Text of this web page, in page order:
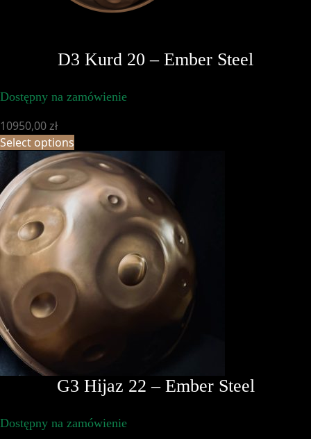
D3 Kurd 20 – Ember Steel
Dostępny na zamówienie
10950,00zł
Select options
G3 Hijaz 22 – Ember Steel
Dostępny na zamówienie